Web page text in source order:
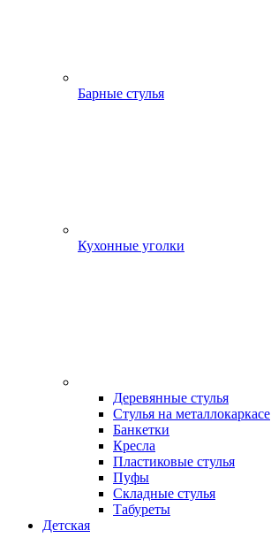
Барные стулья
Кухонные уголки
Деревянные стулья
Стулья на металлокаркасе
Банкетки
Кресла
Пластиковые стулья
Пуфы
Складные стулья
Табуреты
Детская